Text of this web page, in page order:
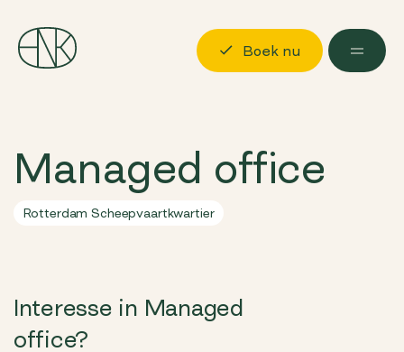
Ontdekken
Locaties
Mogelijkheden
Boek nu
Managed office
Rotterdam Scheepvaartkwartier
Interesse in Managed
office?